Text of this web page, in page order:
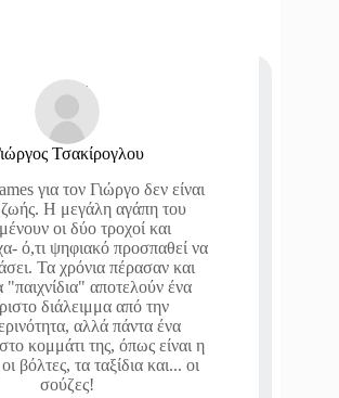
Τσακίρογλου
για τον Γιώργο δεν είναι
ζωής. Η μεγάλη αγάπη του
οι δύο τροχοί και
ό,τι ψηφιακό προσπαθεί να
Τα χρόνια πέρασαν και
"παιχνίδια" αποτελούν ένα
διάλειμμα από την
αλλά πάντα ένα
κομμάτι της, όπως είναι η
βόλτες, τα ταξίδια και... οι
σούζες!